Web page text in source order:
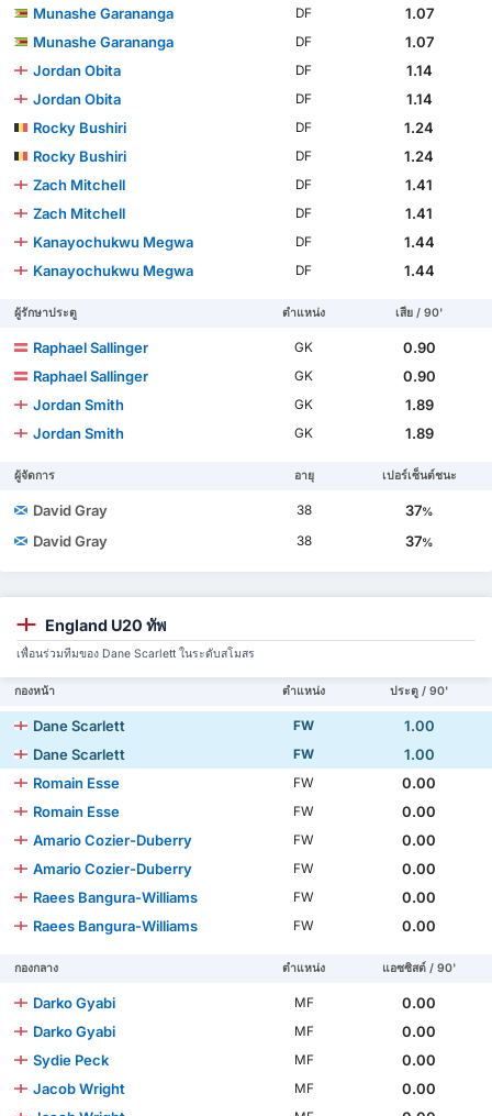
Munashe Garananga DF
1.07
Munashe Garananga
DF
1.07
Jordan Obita
DF
1.14
Jordan Obita
DF
1.14
Rocky Bushiri
DF
1.24
Rocky Bushiri
DF
1.24
Zach Mitchell
DF
1.41
Zach Mitchell
DF
1.41
Kanayochukwu Megwa
DF
1.44
Kanayochukwu Megwa
DF 1.44
ผู้รักษาประตู ตำแหน่ง เสีย / 90'
Raphael Sallinger GK
0.90
Raphael Sallinger
GK
0.90
Jordan Smith
GK
1.89
Jordan Smith
GK 1.89
ผู้จัดการ อายุ เปอร์เซ็นต์ชนะ
David Gray 38 37%
David Gray 38 37%
England U20 ทัพ
เพื่อนร่วมทีมของ Dane Scarlett ในระดับสโมสร
กองหน้า ตำแหน่ง ประตู / 90'
Dane Scarlett FW
1.00
Dane Scarlett
FW
1.00
Romain Esse
FW
0.00
Romain Esse
FW
0.00
Amario Cozier-Duberry
FW
0.00
Amario Cozier-Duberry
FW
0.00
Raees Bangura-Williams
FW
0.00
Raees Bangura-Williams
FW 0.00
กองกลาง ตำแหน่ง แอซซิสต์ / 90'
Darko Gyabi MF
0.00
Darko Gyabi
MF
0.00
Sydie Peck
MF
0.00
Jacob Wright
MF
0.00